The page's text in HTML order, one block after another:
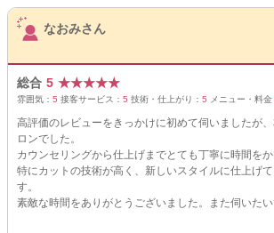
サロンPick Up
なおみさん
総合 5 ★★★★★
雰囲気： 5 接客サービス： 5 技術・仕上がり： 5 メニュー・料金
高評価のレビューをきっかけに初めて伺いましたが
ロンでした。
カウンセリングから仕上げまでとても丁寧に時間をか
特にカットの技術が高く、新しいスタイルに仕上げ
す。
素敵な時間をありがとうございました。また伺いたい